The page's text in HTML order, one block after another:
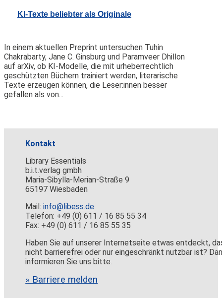
KI-Texte beliebter als Originale
In einem aktuellen Preprint untersuchen Tuhin
Chakrabarty, Jane C. Ginsburg und Paramveer Dhillon
auf arXiv, ob KI-Modelle, die mit urheberrechtlich
geschützten Büchern trainiert werden, literarische
Texte erzeugen können, die Leser:innen besser
gefallen als von...
Kontakt
Library Essentials
b.i.t.verlag gmbh
Maria-Sibylla-Merian-Straße 9
65197 Wiesbaden
Mail:info@libess.de
Telefon: +49 (0) 611 / 16 85 55 34
Fax: +49 (0) 611 / 16 85 55 35
Haben Sie auf unserer Internetseite etwas entdeckt,
nicht barrierefrei oder nur eingeschränkt nutzbar ist?
informieren Sie uns bitte.
» Barriere melden